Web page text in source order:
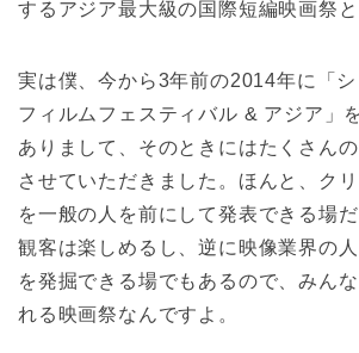
するアジア最大級の国際短編映画祭と
実は僕、今から3年前の2014年に「シ
フィルムフェスティバル & アジア」
ありまして、そのときにはたくさん
させていただきました。ほんと、ク
を一般の人を前にして発表できる場
観客は楽しめるし、逆に映像業界の
を発掘できる場でもあるので、みん
れる映画祭なんですよ。